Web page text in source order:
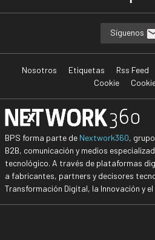
Síguenos
Nosotros Etiquetas Rss Feed
Cookie
BPS forma parte de Nextwork360,
B2B, comunicación y medios
tecnológico. A través de plataformas
a fabricantes, partners y decisores
Transformación Digital, la Innovación y